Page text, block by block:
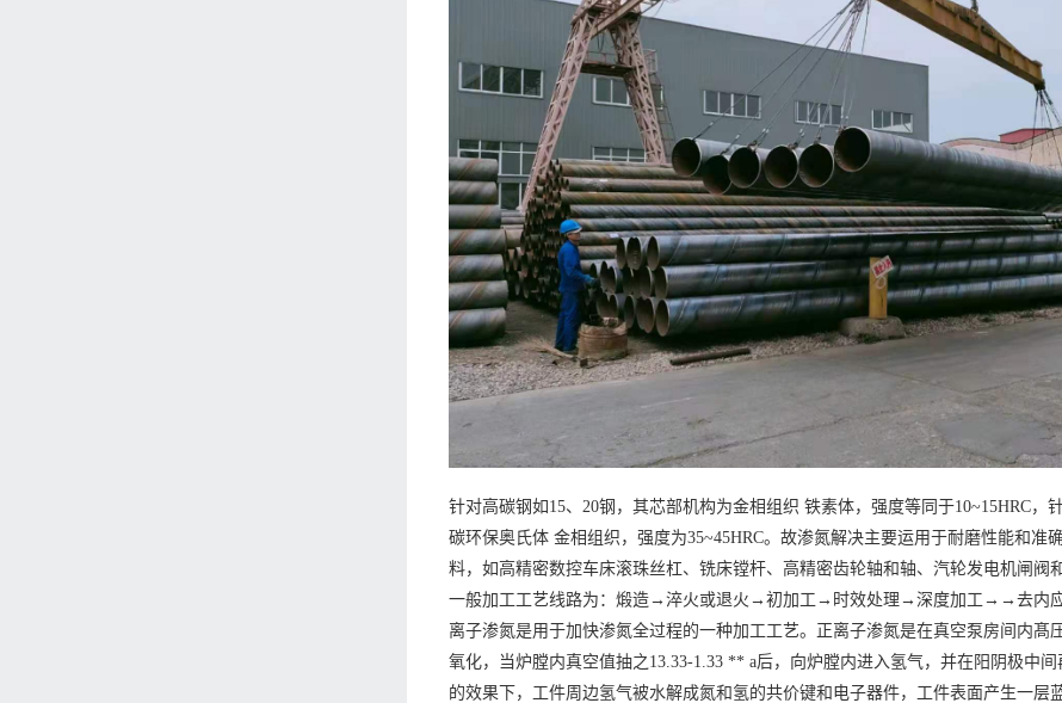
针对高碳钢如15、20钢，其芯部机构为金相组织 铁素体，强度等同于10~15HRC
碳环保奥氏体 金相组织，强度为35~45HRC。故渗氮解决主要运用于耐磨性能和
料，如高精密数控车床滚珠丝杠、铣床镗杆、高精密齿轮轴和轴、汽轮发电机闸阀
一般加工工艺线路为：煅造→淬火或退火→初加工→时效处理→深度加工→→去内
离子渗氮是用于加快渗氮全过程的一种加工工艺。正离子渗氮是在真空泵房间内髙
氧化，当炉膛内真空值抽之13.33-1.33 ** a后，向炉膛内进入氢气，并在阳阴极中
的效果下，工件周边氢气被水解成氮和氢的共价键和电子器件，工件表面产生一层